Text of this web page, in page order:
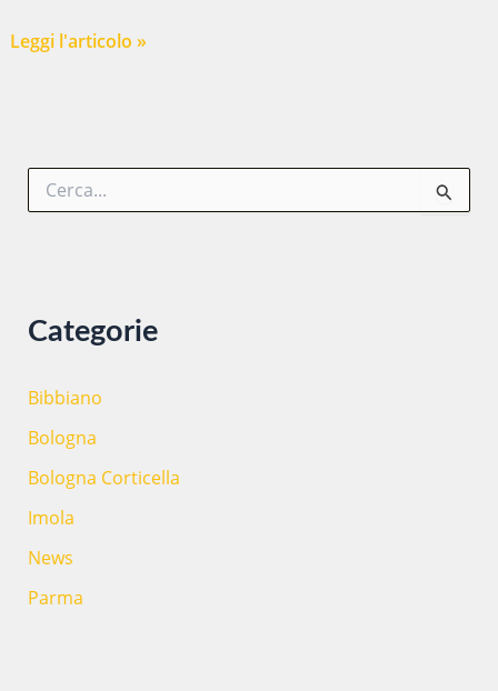
Diritti
Leggi l'articolo »
C
Categorie
Bibbiano
Bologna
Bologna Corticella
Imola
News
Parma